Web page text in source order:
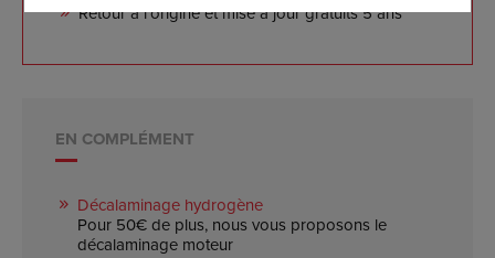
Retour à l'origine et mise à jour gratuits 5 ans
EN COMPLÉMENT
Décalaminage hydrogène
Pour 50€ de plus, nous vous proposons le
décalaminage moteur